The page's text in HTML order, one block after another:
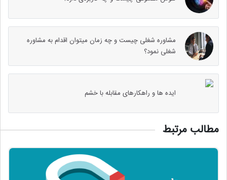
مشاوره شغلی چیست و چه زمان میتوان اقدام به مشاوره
شغلی نمود؟
ایده ها و راهکارهای مقابله با خشم
مطالب مرتبط